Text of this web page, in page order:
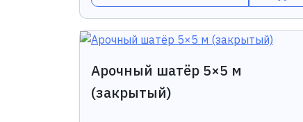
Арочный шатёр 5×5 м
(закрытый)